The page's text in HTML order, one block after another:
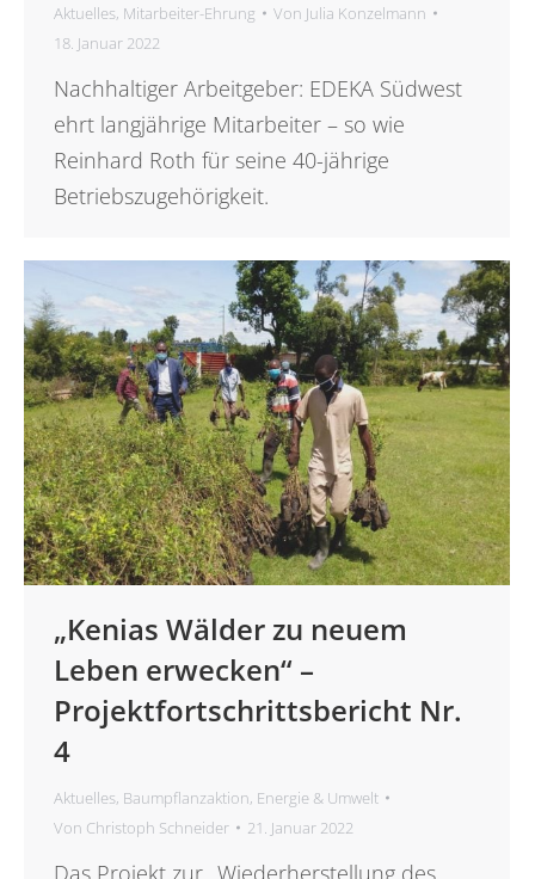
Aktuelles, Mitarbeiter-Ehrung Von Julia Konzelmann
18. Januar 2022
Nachhaltiger Arbeitgeber: EDEKA Südwest
ehrt langjährige Mitarbeiter – so wie
Reinhard Roth für seine 40-jährige
Betriebszugehörigkeit.
„Kenias Wälder zu neuem
Leben erwecken“ –
Projektfortschrittsbericht Nr.
4
Aktuelles, Baumpflanzaktion, Energie & Umwelt
Von Christoph Schneider 21. Januar 2022
Das Projekt zur „Wiederherstellung des